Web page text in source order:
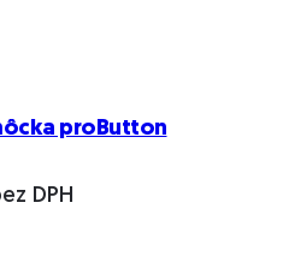
proButton
DPH